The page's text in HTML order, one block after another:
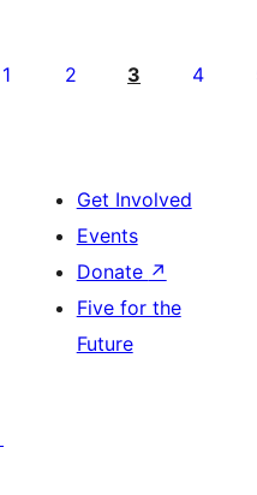
1 2 3 4
Get Involved
Events
Donate ↗
Five for the
Future